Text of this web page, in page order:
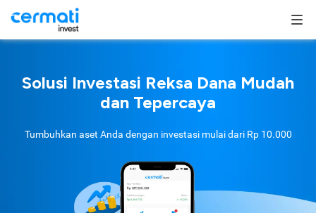
Solusi Investasi Reksa Dana Mudah
dan Tepercaya
Tumbuhkan aset Anda dengan investasi mulai dari Rp 10.000